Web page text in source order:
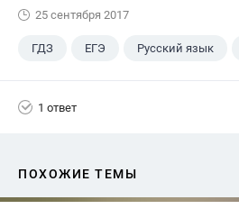
25 сентября 2017
ГДЗ ЕГЭ Русский язык
1 ответ
ПОХОЖИЕ ТЕМЫ